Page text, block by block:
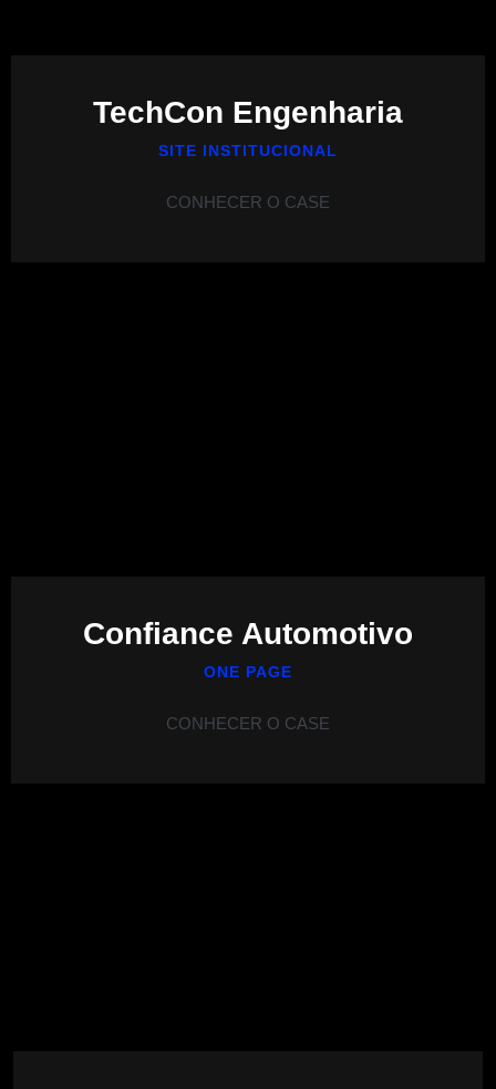
TechCon Engenharia
SITE INSTITUCIONAL
CONHECER O CASE
Confiance Automotivo
ONE PAGE
CONHECER O CASE